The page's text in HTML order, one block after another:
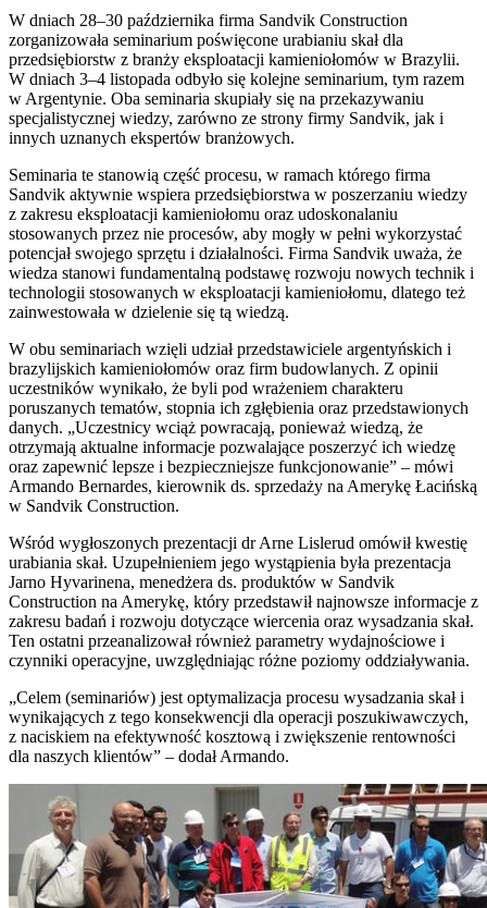
W dniach 28–30 października firma Sandvik Construction
zorganizowała seminarium poświęcone urabianiu skał dla
przedsiębiorstw z branży eksploatacji kamieniołomów w Brazylii.
W dniach 3–4 listopada odbyło się kolejne seminarium, tym razem
w Argentynie. Oba seminaria skupiały się na przekazywaniu
specjalistycznej wiedzy, zarówno ze strony firmy Sandvik, jak i
innych uznanych ekspertów branżowych.
Seminaria te stanowią część procesu, w ramach którego firma
Sandvik aktywnie wspiera przedsiębiorstwa w poszerzaniu wiedzy
z zakresu eksploatacji kamieniołomu oraz udoskonalaniu
stosowanych przez nie procesów, aby mogły w pełni wykorzystać
potencjał swojego sprzętu i działalności. Firma Sandvik uważa, że
wiedza stanowi fundamentalną podstawę rozwoju nowych technik i
technologii stosowanych w eksploatacji kamieniołomu, dlatego też
zainwestowała w dzielenie się tą wiedzą.
W obu seminariach wzięli udział przedstawiciele argentyńskich i
brazylijskich kamieniołomów oraz firm budowlanych. Z opinii
uczestników wynikało, że byli pod wrażeniem charakteru
poruszanych tematów, stopnia ich zgłębienia oraz przedstawionych
danych. „Uczestnicy wciąż powracają, ponieważ wiedzą, że
otrzymają aktualne informacje pozwalające poszerzyć ich wiedzę
oraz zapewnić lepsze i bezpieczniejsze funkcjonowanie” – mówi
Armando Bernardes, kierownik ds. sprzedaży na Amerykę Łacińską
w Sandvik Construction.
Wśród wygłoszonych prezentacji dr Arne Lislerud omówił kwestię
urabiania skał. Uzupełnieniem jego wystąpienia była prezentacja
Jarno Hyvarinena, menedżera ds. produktów w Sandvik
Construction na Amerykę, który przedstawił najnowsze informacje z
zakresu badań i rozwoju dotyczące wiercenia oraz wysadzania skał.
Ten ostatni przeanalizował również parametry wydajnościowe i
czynniki operacyjne, uwzględniając różne poziomy oddziaływania.
„Celem (seminariów) jest optymalizacja procesu wysadzania skał i
wynikających z tego konsekwencji dla operacji poszukiwawczych,
z naciskiem na efektywność kosztową i zwiększenie rentowności
dla naszych klientów” – dodał Armando.